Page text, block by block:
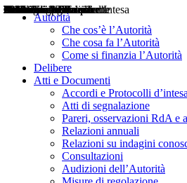
Autorità
Che cos’è l’Autorità
Che cosa fa l’Autorità
Come si finanzia l’Autorità
Delibere
Atti e Documenti
Accordi e Protocolli d’intesa
Atti di segnalazione
Pareri, osservazioni RdA e
Relazioni annuali
Relazioni su indagini
Consultazioni
Audizioni dell’Autorità
Delibere
Pareri
Consultazioni
Audizioni
Atti di Segnalazione
Accordi e Protocolli d'Intesa
Relazioni annuali
Misure di regolazione
Notizie
Comunicati Stampa
Bollettini ART
Convegni ART
Interviste del Presidente
Articoli in primo piano
Interventi del Presidente
2004
2005
2010
2013
2014
2015
2016
2017
2018
2019
202
2020
2021
2022
2023
2024
2025
2026
Aereo
Marittimo
Terrestre